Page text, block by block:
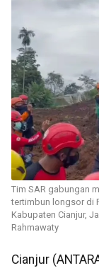
Tim SAR gabungan
tertimbun longsor di
Kabupaten Cianjur,
Rahmawaty
Cianjur